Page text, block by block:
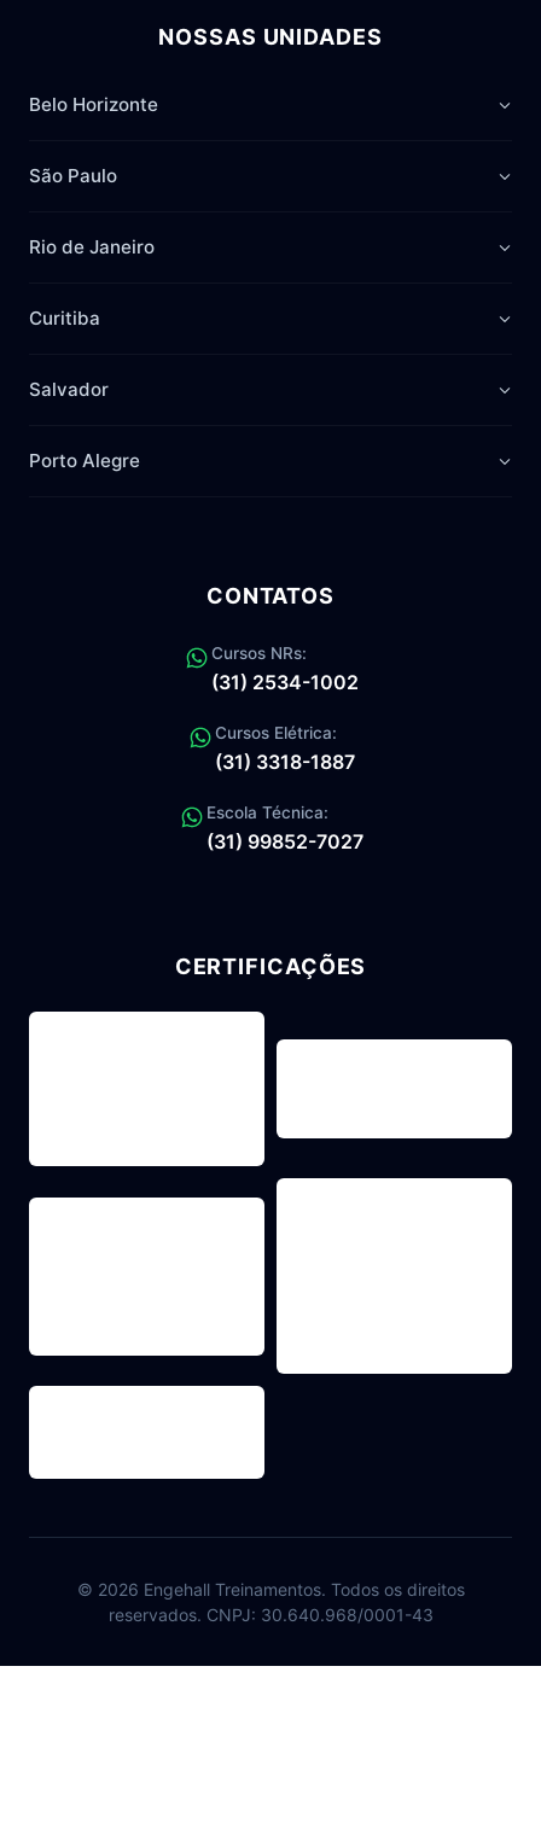
NOSSAS UNIDADES
Belo Horizonte
São Paulo
Rio de Janeiro
Curitiba
Salvador
Porto Alegre
CONTATOS
Cursos NRs:
(31) 2534-1002
Cursos Elétrica:
(31) 3318-1887
Escola Técnica:
(31) 99852-7027
CERTIFICAÇÕES
© 2026 Engehall Treinamentos. Todos os direitos
reservados. CNPJ: 30.640.968/0001-43